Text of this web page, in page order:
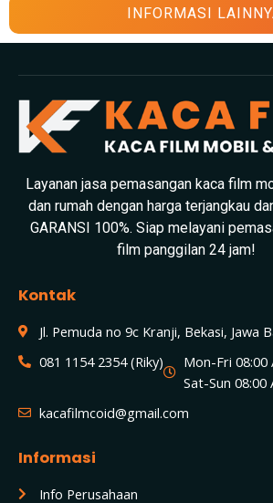
INFORMASI
Layanan jasa pemasangan kaca film
dan rumah dengan harga terjangkau
GARANSI 100%. Siap melayani
film panggilan 24 jam!
Kontak
Jl. Pemuda no 9c Kranji, Bekasi, Jawa
081 1154 2354 (Riky)
Mon-Fri 08:00
Sat-Sun 08:00
kacafilmcoid@gmail.com
Informasi
Info Perusahaan